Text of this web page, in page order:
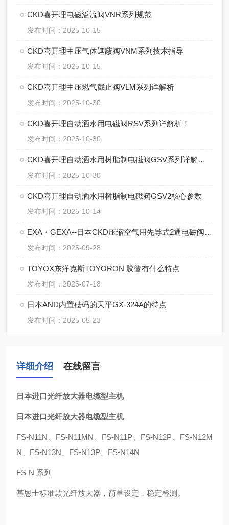
CKD喜开理电磁溢流阀VNR系列规范
发布时间：2025-10-15
CKD喜开理中压气体遮蔽阀VNM系列技术指导
发布时间：2025-10-15
CKD喜开理中压燃气截止阀VLM系列详解析
发布时间：2025-10-30
CKD喜开理自动洒水用电磁阀RSV系列详解析！
发布时间：2025-10-30
CKD喜开理自动洒水用树脂制电磁阀GSV系列详解析！
发布时间：2025-10-30
CKD喜开理自动洒水用树脂制电磁阀GSV2核心参数
发布时间：2025-10-14
EXA・GEXA--日本CKD压缩空气用先导式2通电磁阀E/GEXA
发布时间：2025-09-28
TOYOX东洋克斯TOYORON 胶管有什么特点
发布时间：2025-07-18
日本AND内置砝码的天平GX-324A的特点
发布时间：2025-05-23
详细介绍 在线留言
日本进口光纤放大器电缆型主机
日本进口光纤放大器电缆型主机
FS-N11N、FS-N11MN、FS-N11P、FS-N12P、FS-N12M
N、FS-N13N、FS-N13P、FS-N14N
FS-N 系列
基恩士标准款光纤放大器，简单设定，稳定检测。